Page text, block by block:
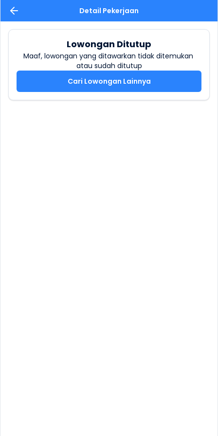
Detail Pekerjaan
Lowongan Ditutup
Maaf, lowongan yang ditawarkan tidak ditemukan
atau sudah ditutup
Cari Lowongan Lainnya